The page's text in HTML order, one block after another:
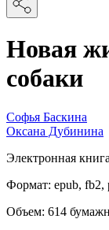
Новая
собаки
Софья Баскина
Оксана Дубинина
Электронная
Формат: epub, fb2,
Объем: 614